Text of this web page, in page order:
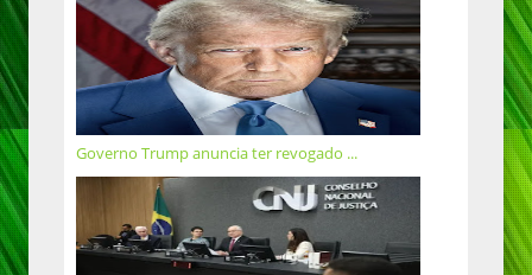
Governo Trump anuncia ter revogado ...